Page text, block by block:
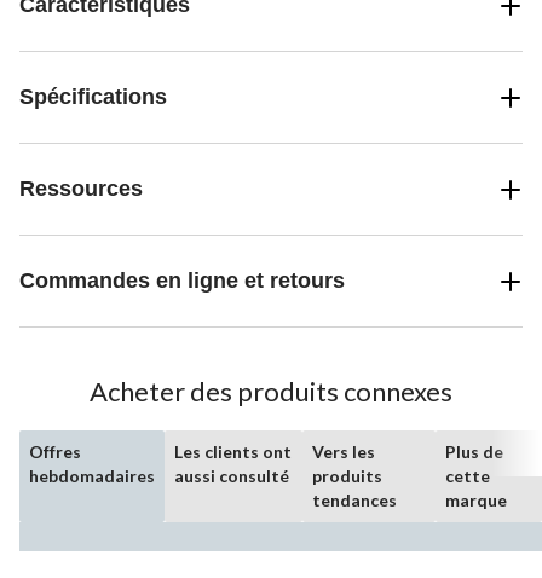
Caractéristiques
Spécifications
Ressources
Commandes en ligne et retours
Acheter des produits connexes
Offres
hebdomadaires
Les clients ont
aussi consulté
Vers les
produits
tendances
Plus de
cette
marque